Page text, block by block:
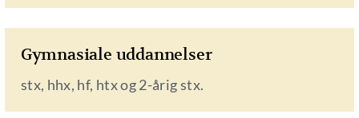
Gymnasiale uddannelser
stx, hhx, hf, htx og 2-årig stx.